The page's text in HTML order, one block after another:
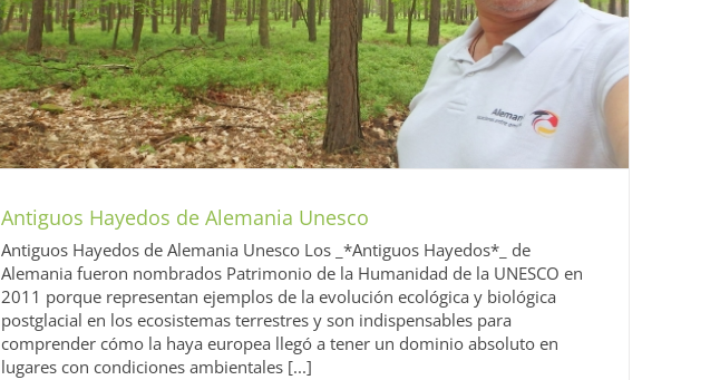
Antiguos Hayedos de Alemania Unesco
Antiguos Hayedos de Alemania Unesco Los _*Antiguos Hayedos*_ de
Alemania fueron nombrados Patrimonio de la Humanidad de la UNESCO en
2011 porque representan ejemplos de la evolución ecológica y biológica
postglacial en los ecosistemas terrestres y son indispensables para
comprender cómo la haya europea llegó a tener un dominio absoluto en
lugares con condiciones ambientales [...]